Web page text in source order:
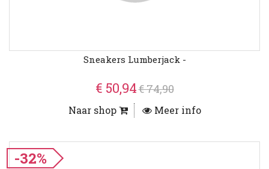
Sneakers Lumberjack -
€ 50,94€ 74,90
Naar shop Meer info
-32%